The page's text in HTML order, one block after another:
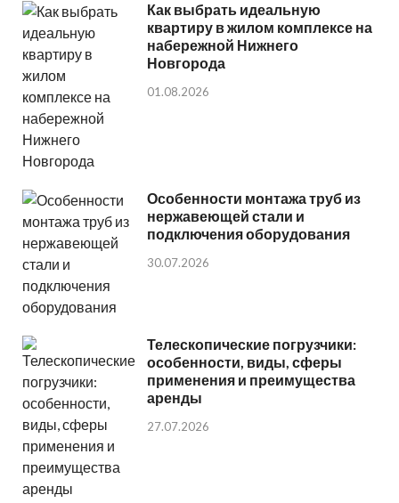
Как выбрать идеальную
квартиру в жилом комплексе на
набережной Нижнего
Новгорода
01.08.2026
Особенности монтажа труб из
нержавеющей стали и
подключения оборудования
30.07.2026
Телескопические погрузчики:
особенности, виды, сферы
применения и преимущества
аренды
27.07.2026